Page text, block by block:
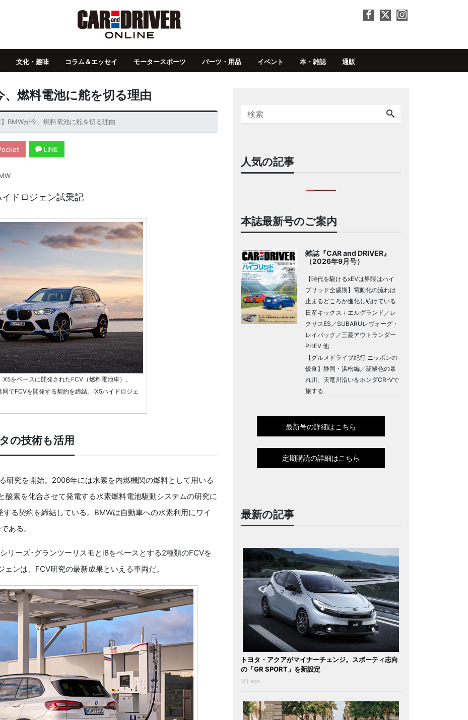
文化・趣味 コラム＆エッセイ モータースポーツ パーツ・用品 イベント 本・雑誌 通販
、燃料電池に舵を切る理由
】BMWが今、燃料電池に舵を切る理由
LINE
ドロジェン試乗記
をベースに開発されたFCV（燃料電池車）。
でFCVを開発する契約を締結。iX5ハイドロジェ
の技術も活用
究を開始。2006年には水素を内燃機関の燃料として用いる
素を化合させて発電する水素燃料電池駆動システムの研究に
る契約を締結している。BMWは自動車への水素利用にワイ
ある。
リーズ･グランツーリスモとi8をベースとする2種類のFCVを
ンは、FCV研究の最新成果といえる車両だ。
人気の記事
本誌最新号のご案内
雑誌『CAR and DRIVER』
（2026年9月号）
【時代を駆けるxEVは界隈はハイ
ブリッド全盛期】電動化の流れは
止まるどころか進化し続けている
日産キックス＋エルグランド／レ
クサスES／SUBARUレヴォーグ・
レイバック／三菱アウトランダー
PHEV 他
【グルメドライブ紀行 ニッポンの
優食】静岡・浜松編／翡翠色の暴
れ川、天竜川沿いをホンダCR-Vで
旅する
最新号の詳細はこちら
定期購読の詳細はこちら
最新の記事
トヨタ・アクアがマイナーチェンジ。スポーティ志向
の「GR SPORT」を新設定
1日 ago